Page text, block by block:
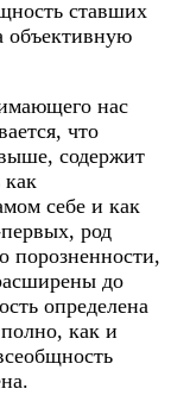
ставших
объективную
нас
что
содержит
себе и как
род
порозненности,
до
определена
как и